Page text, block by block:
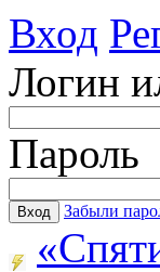
Вход
Логин
Пароль
Забыли